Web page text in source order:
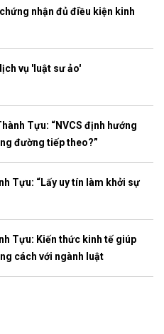
nhận đủ điều kiện kinh
vụ 'luật sư ảo'
Tựu: “NVCS định hướng
đường tiếp theo?”
Tựu: “Lấy uy tín làm khởi sự
Tựu: Kiến thức kinh tế giúp
cách với ngành luật